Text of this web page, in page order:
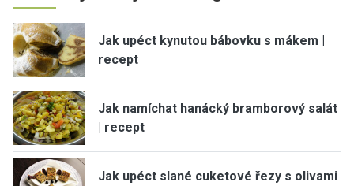
Jak upéct kynutou bábovku s mákem |
recept
Jak namíchat hanácký bramborový salát
| recept
Jak upéct slané cuketové řezy s olivami